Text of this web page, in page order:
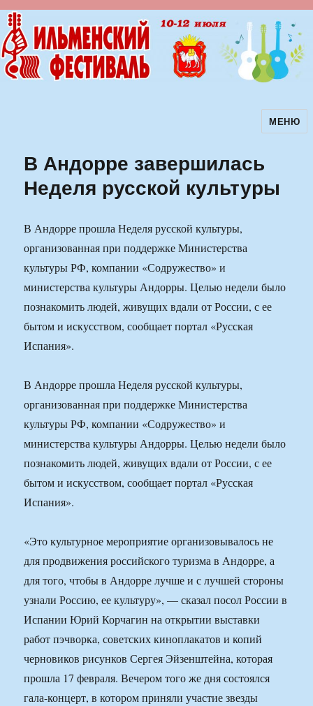
Ильменский фестиваль авторскойМЕНЮ
В Андорре завершилась
Неделя русской культуры
В Андорре прошла Неделя русской культуры,
организованная при поддержке Министерства
культуры РФ, компании «Содружество» и
министерства культуры Андорры. Целью недели было
познакомить людей, живущих вдали от России, с ее
бытом и искусством, сообщает портал «Русская
Испания».
В Андорре прошла Неделя русской культуры,
организованная при поддержке Министерства
культуры РФ, компании «Содружество» и
министерства культуры Андорры. Целью недели было
познакомить людей, живущих вдали от России, с ее
бытом и искусством, сообщает портал «Русская
Испания».
«Это культурное мероприятие организовывалось не
для продвижения российского туризма в Андорре, а
для того, чтобы в Андорре лучше и с лучшей стороны
узнали Россию, ее культуру», — сказал посол России в
Испании Юрий Корчагин на открытии выставки
работ пэчворка, советских киноплакатов и копий
черновиков рисунков Сергея Эйзенштейна, которая
прошла 17 февраля. Вечером того же дня состоялся
гала-концерт, в котором приняли участие звезды